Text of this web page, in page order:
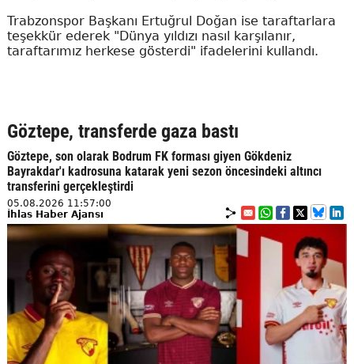
Trabzonspor Başkanı Ertuğrul Doğan ise taraftarlara
teşekkür ederek "Dünya yıldızı nasıl karşılanır,
taraftarımız herkese gösterdi" ifadelerini kullandı.
Göztepe, transferde gaza bastı
Göztepe, son olarak Bodrum FK forması giyen Gökdeniz
Bayrakdar'ı kadrosuna katarak yeni sezon öncesindeki altıncı
transferini gerçekleştirdi
05.08.2026 11:57:00
İhlas Haber Ajansı